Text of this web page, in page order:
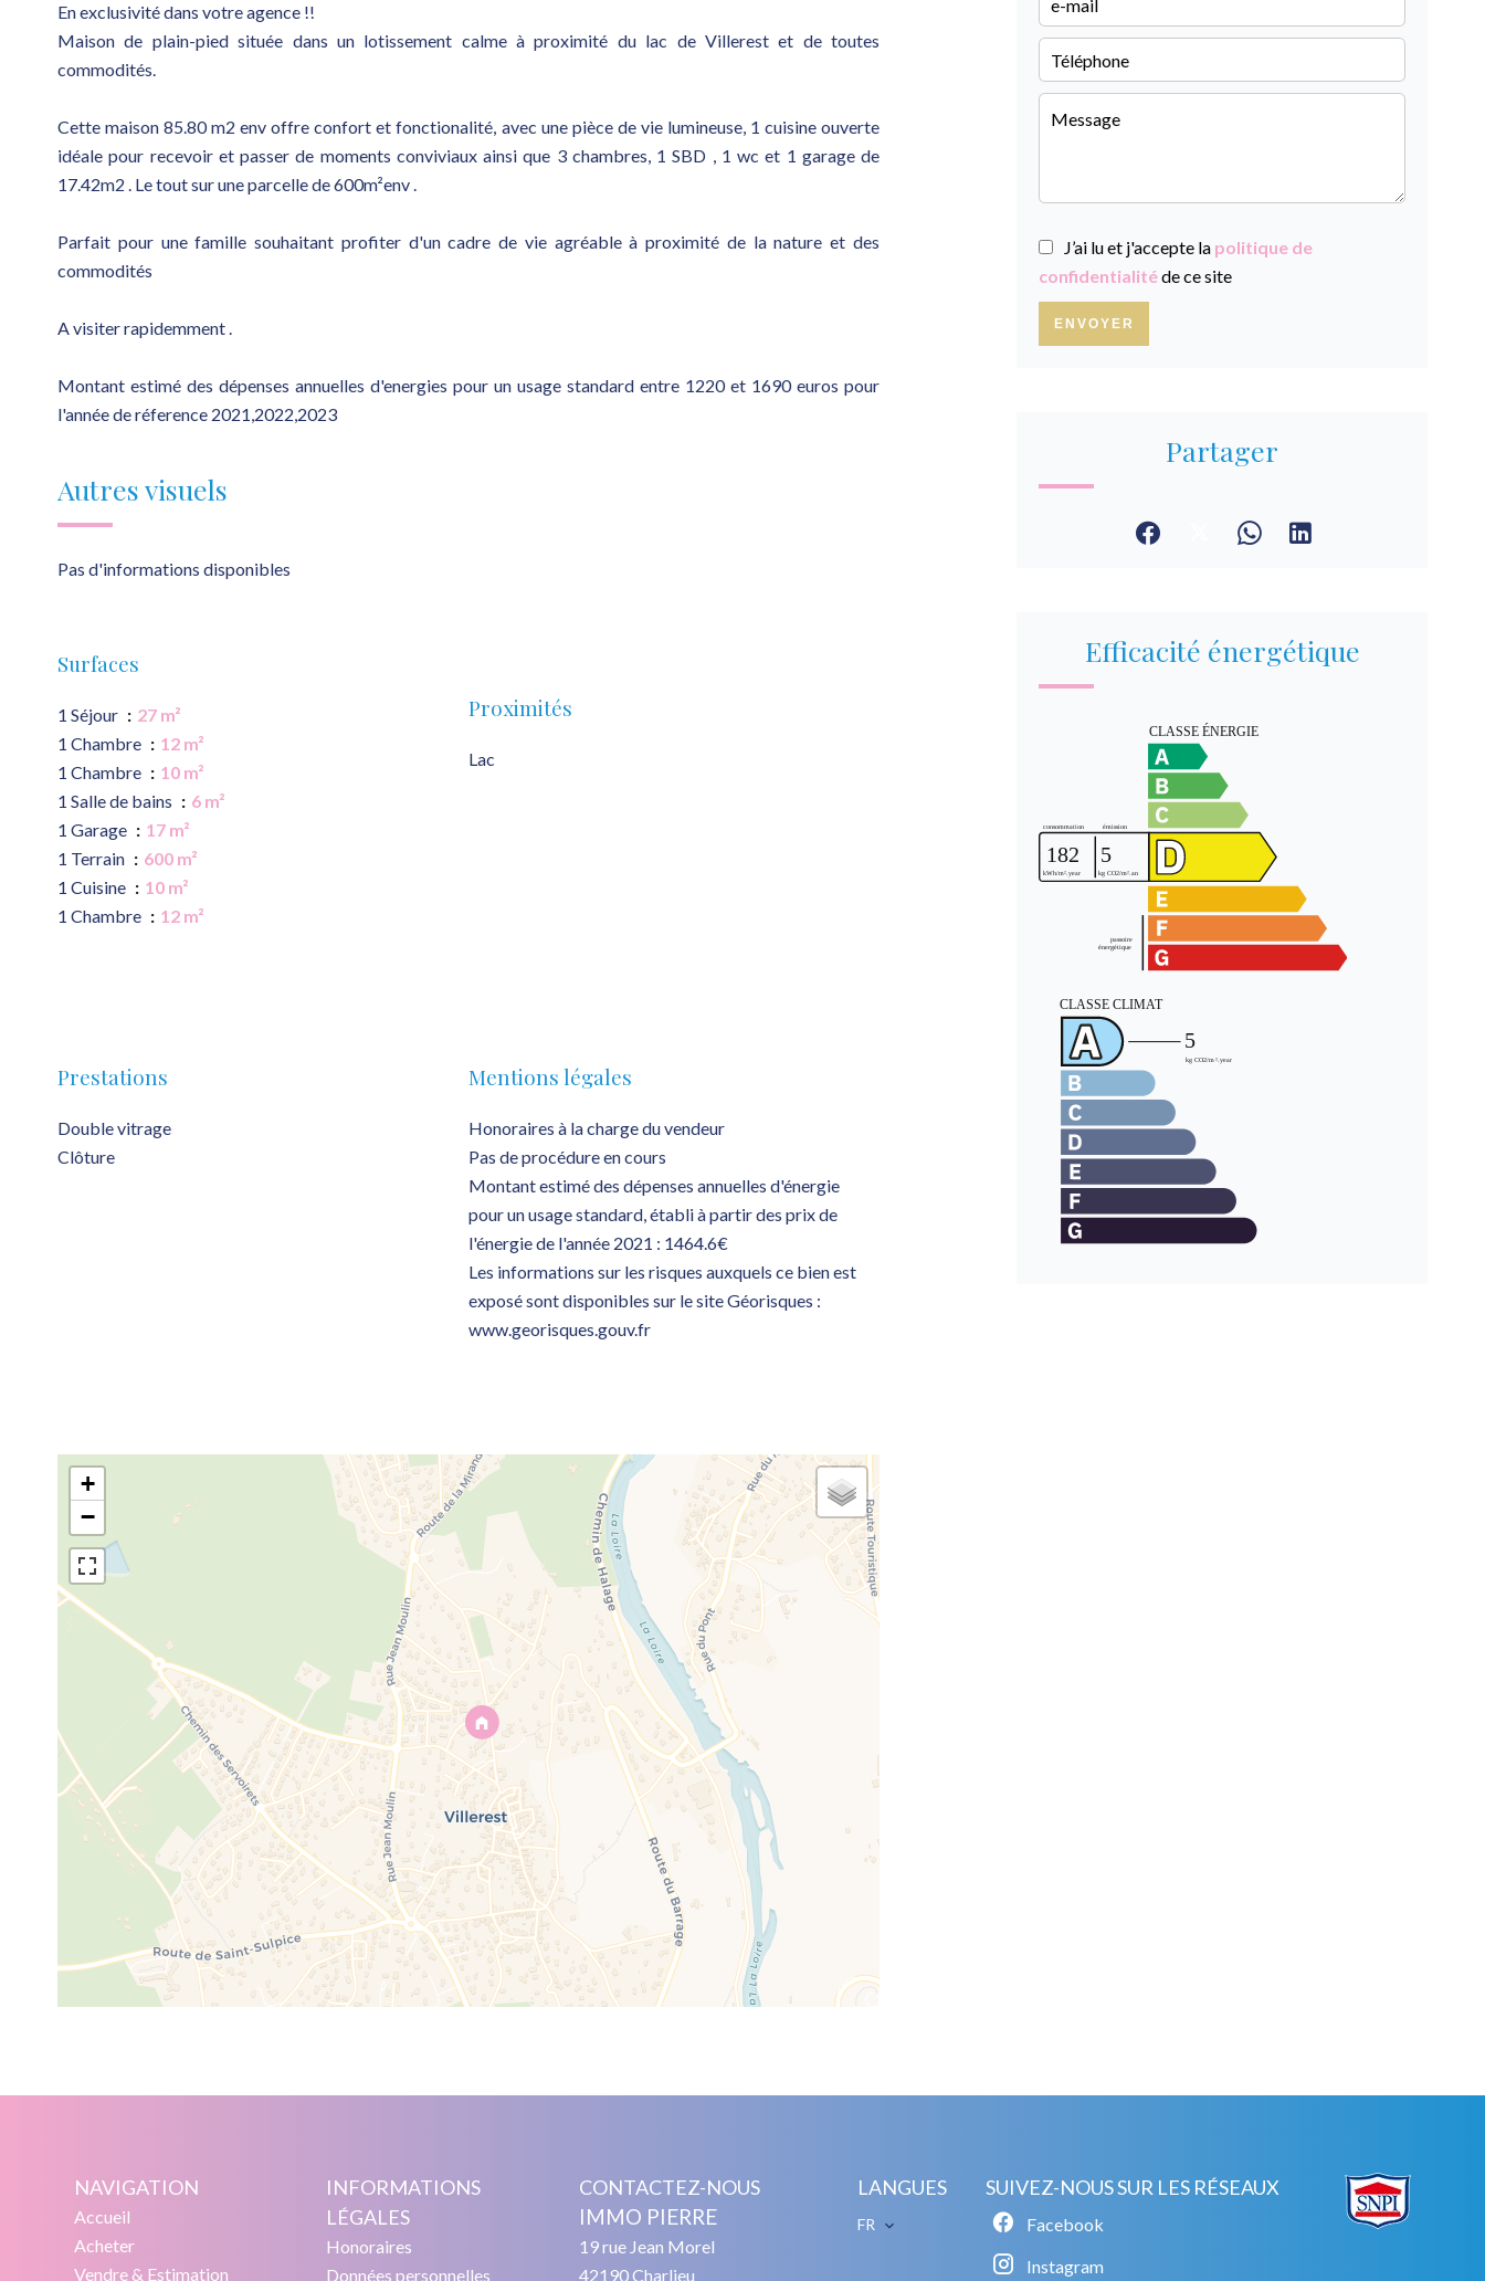
En exclusivité dans votre agence !!
Maison de plain-pied située dans un lotissement calme à proximité du lac de Villerest et de toutes
commodités.
Cette maison 85.80 m2 env offre confort et fonctionalité, avec une pièce de vie lumineuse, 1 cuisine ouverte
idéale pour recevoir et passer de moments conviviaux ainsi que 3 chambres, 1 SBD , 1 wc et 1 garage de
17.42m2 . Le tout sur une parcelle de 600m²env .
Parfait pour une famille souhaitant profiter d'un cadre de vie agréable à proximité de la nature et des
commodités
A visiter rapidemment .
Montant estimé des dépenses annuelles d'energies pour un usage standard entre 1220 et 1690 euros pour
l'année de réference 2021,2022,2023
Autres visuels
Pas d'informations disponibles
Surfaces
1 Séjour
27 m²
1 Chambre
12 m²
1 Chambre
10 m²
1 Salle de bains
6 m²
1 Garage
17 m²
1 Terrain
600 m²
1 Cuisine
10 m²
1 Chambre
12 m²
Proximités
Lac
Prestations
Double vitrage
Clôture
Mentions légales
Honoraires à la charge du vendeur
Pas de procédure en cours
Montant estimé des dépenses annuelles d'énergie
pour un usage standard, établi à partir des prix de
l'énergie de l'année 2021 : 1464.6€
Les informations sur les risques auxquels ce bien est
exposé sont disponibles sur le site Géorisques :
www.georisques.gouv.fr
+
−
J’ai lu et j'accepte la politique de
confidentialitéde ce site
ENVOYER
Partager
Efficacité énergétique
NAVIGATION
Accueil
Acheter
Vendre & Estimation
INFORMATIONS
LÉGALES
Honoraires
Données personnelles
CONTACTEZ-NOUS
IMMO PIERRE
19 rue Jean Morel
42190Charlieu
LANGUES
FR
SUIVEZ-NOUS SUR LES RÉSEAUX
Facebook
Instagram